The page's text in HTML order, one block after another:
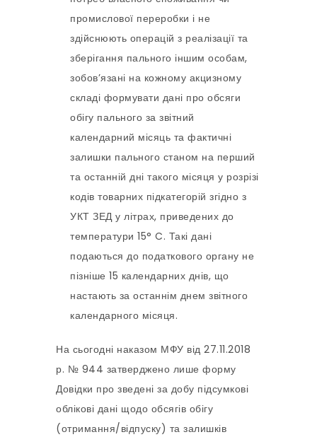
промислової переробки і не
здійснюють операцій з реалізації та
зберігання пального іншим особам,
зобов’язані на кожному акцизному
складі формувати дані про обсяги
обігу пального за звітний
календарний місяць та фактичні
залишки пального станом на перший
та останній дні такого місяця у розрізі
кодів товарних підкатегорій згідно з
УКТ ЗЕД у літрах, приведених до
температури 15° C. Такі дані
подаються до податкового органу не
пізніше 15 календарних днів, що
настають за останнім днем звітного
календарного місяця.
На сьогодні наказом МФУ від 27.11.2018
р. № 944 затверджено лише форму
Довідки про зведені за добу підсумкові
облікові дані щодо обсягів обігу
(отримання/відпуску) та залишків